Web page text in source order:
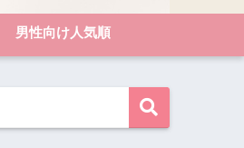
男性向け人気順